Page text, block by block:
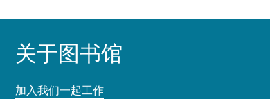
关于图书馆
加入我们一起工作